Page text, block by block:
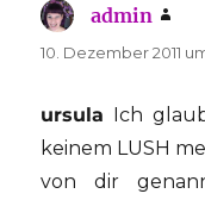
admin
10. Dezember 2011
ursula Ich
keinem LUSH
von dir